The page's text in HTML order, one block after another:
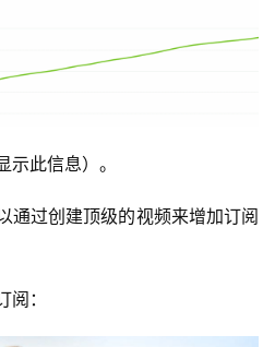
示此信息）。
通过创建顶级的视频来增加订阅
：